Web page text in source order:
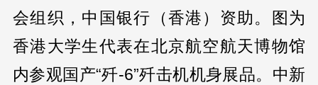
会组织，中国银行（香港）资助。图为
香港大学生代表在北京航空航天博物馆
内参观国产“歼-6”歼击机机身展品。中新